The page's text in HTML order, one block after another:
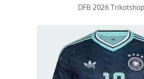
DFB 2026 Trikotshop